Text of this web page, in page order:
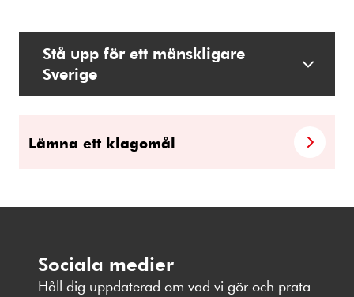
Stå upp för ett mänskligare
Sverige
Lämna ett klagomål
Sociala medier
Håll dig uppdaterad om vad vi gör och prata